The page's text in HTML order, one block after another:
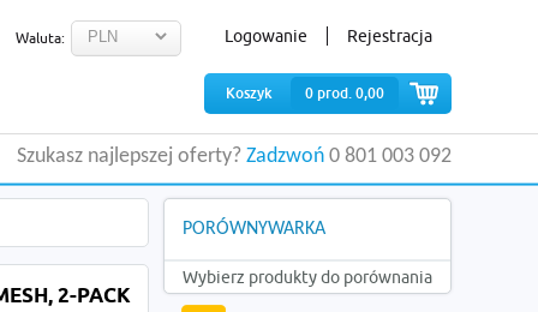
Waluta: Logowanie Rejestracja
Koszyk 0 prod. 0,00
Szukasz najlepszej oferty? Zadzwoń 0 801 003 092
2-PACK
PORÓWNYWARKA
Wybierz produkty do porównania